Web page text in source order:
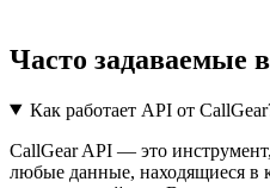
Часто задаваемые
Как работает API от
CallGear API — это
любые данные, находящиеся в